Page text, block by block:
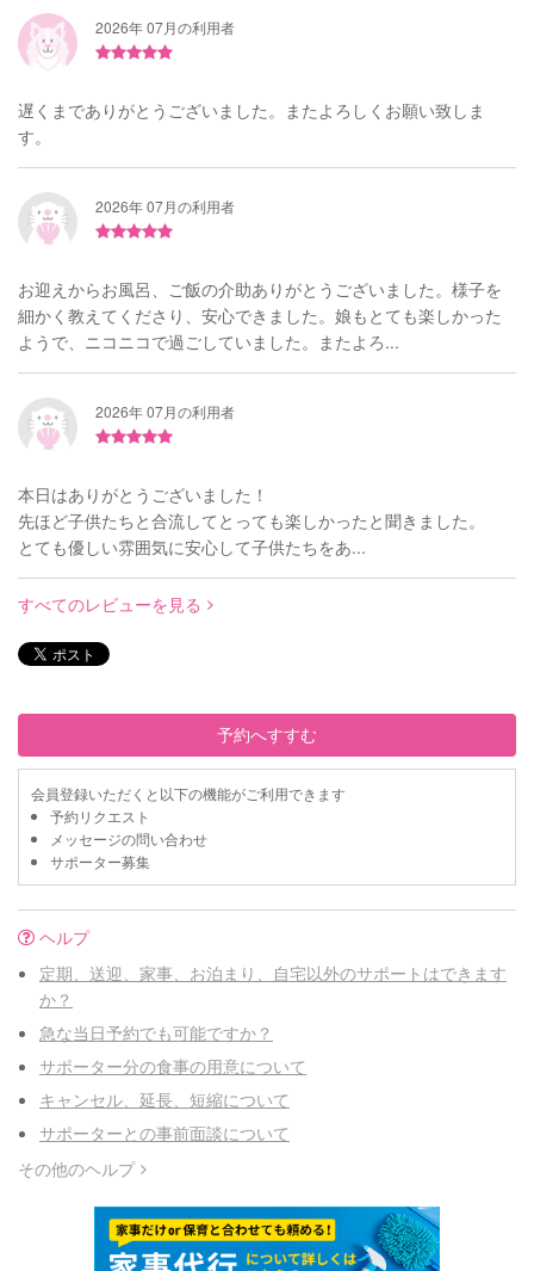
2026年 07月の利用者
遅くまでありがとうございました。またよろしくお願い致しま
す。
2026年 07月の利用者
お迎えからお風呂、ご飯の介助ありがとうございました。様子を
細かく教えてくださり、安心できました。娘もとても楽しかった
ようで、ニコニコで過ごしていました。またよろ...
2026年 07月の利用者
本日はありがとうございました！
先ほど子供たちと合流してとっても楽しかったと聞きました。
とても優しい雰囲気に安心して子供たちをあ...
すべてのレビューを見る
予約へすすむ
会員登録いただくと以下の機能がご利用できます
予約リクエスト
メッセージの問い合わせ
サポーター募集
ヘルプ
定期、送迎、家事、お泊まり、自宅以外のサポートはできます
か？
急な当日予約でも可能ですか？
サポーター分の食事の用意について
キャンセル、延長、短縮について
サポーターとの事前面談について
その他のヘルプ